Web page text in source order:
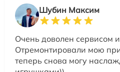
Шубин Максим
Очень доволен сервисом
Отремонтировали мою
теперь снова могу